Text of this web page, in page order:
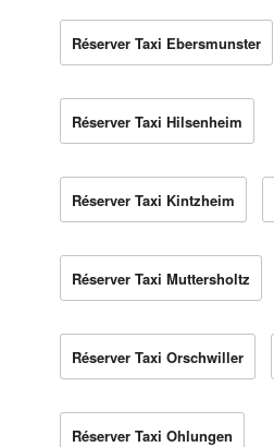
Réserver Taxi Ebersmunster
Réserver Taxi Hilsenheim
Réserver Taxi Kintzheim
Réserver Taxi Muttersholtz
Réserver Taxi Orschwiller
Réserver Taxi Ohlungen